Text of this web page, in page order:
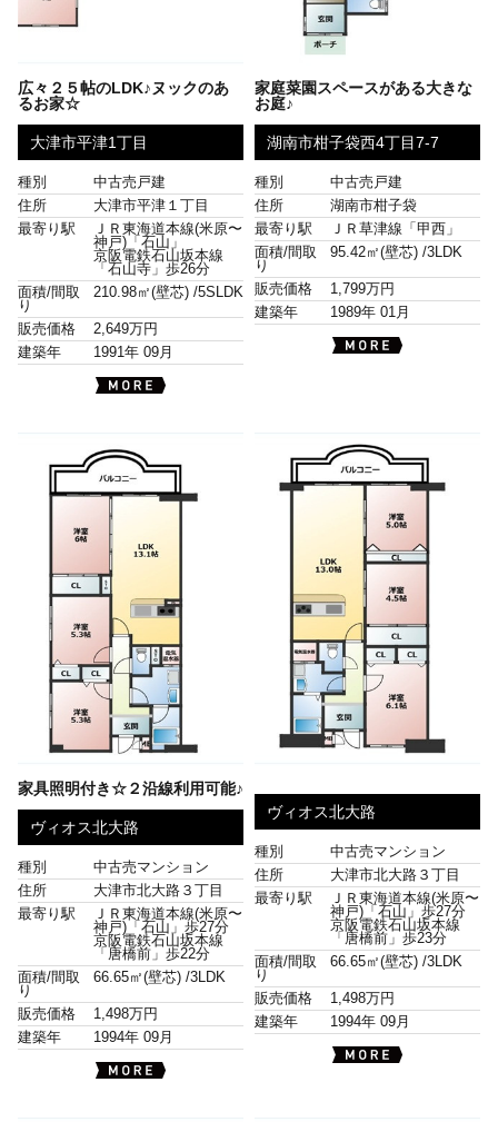
広々２５帖のLDK♪ヌックのあ
るお家☆
大津市平津1丁目
種別
中古売戸建
住所
大津市平津１丁目
最寄り駅
ＪＲ東海道本線(米原〜
神戸)「石山」
京阪電鉄石山坂本線
「石山寺」歩26分
面積/間取
り
210.98㎡(壁芯) /5SLDK
販売価格
2,649万円
建築年
1991年 09月
家庭菜園スペースがある大きな
お庭♪
湖南市柑子袋西4丁目7-7
種別
中古売戸建
住所
湖南市柑子袋
最寄り駅
ＪＲ草津線「甲西」
面積/間取
り
95.42㎡(壁芯) /3LDK
販売価格
1,799万円
建築年
1989年 01月
家具照明付き☆２沿線利用可能♪
ヴィオス北大路
種別
中古売マンション
住所
大津市北大路３丁目
最寄り駅
ＪＲ東海道本線(米原〜
神戸)「石山」歩27分
京阪電鉄石山坂本線
「唐橋前」歩22分
面積/間取
り
66.65㎡(壁芯) /3LDK
販売価格
1,498万円
建築年
1994年 09月
ヴィオス北大路
種別
中古売マンション
住所
大津市北大路３丁目
最寄り駅
ＪＲ東海道本線(米原〜
神戸)「石山」歩27分
京阪電鉄石山坂本線
「唐橋前」歩23分
面積/間取
り
66.65㎡(壁芯) /3LDK
販売価格
1,498万円
建築年
1994年 09月